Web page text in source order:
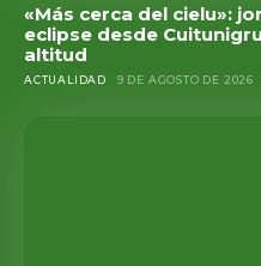
«Más cerca del cielu»:
eclipse desde
altitud
ACTUALIDAD 9 DE AGOSTO DE 2026